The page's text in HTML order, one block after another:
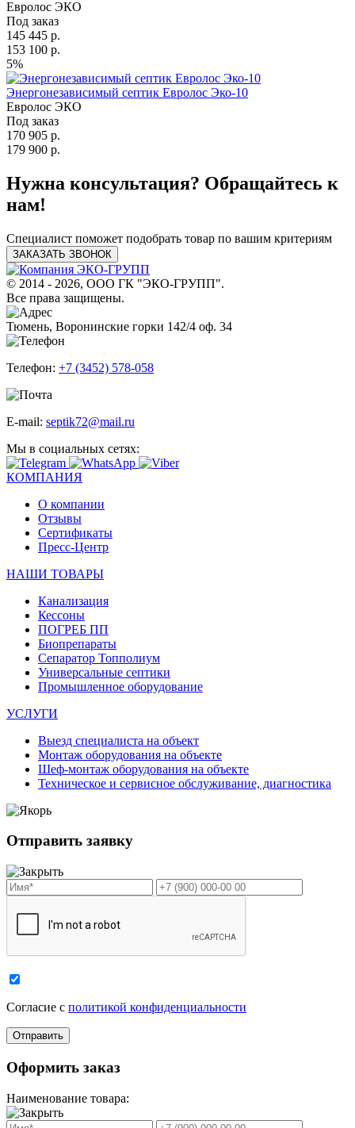
Евролос ЭКО
Под заказ
145 445 р.
153 100 р.
5%
Энергонезависимый септик Евролос Эко-10
Евролос ЭКО
Под заказ
170 905 р.
179 900 р.
Нужна консультация? Обращайтесь к
нам!
Специалист поможет подобрать товар по вашим критериям
ЗАКАЗАТЬ ЗВОНОК
© 2014 - 2026, ООО ГК "ЭКО-ГРУПП".
Все права защищены.
Тюмень, Воронинские горки 142/4 оф. 34
Телефон: +7 (3452) 578-058
E-mail: septik72@mail.ru
Мы в социальных сетях:
КОМПАНИЯ
О компании
Отзывы
Сертификаты
Пресс-Центр
НАШИ ТОВАРЫ
Канализация
Кессоны
ПОГРЕБ ПП
Биопрепараты
Сепаратор Топполиум
Универсальные септики
Промышленное оборудование
УСЛУГИ
Выезд специалиста на объект
Монтаж оборудования на объекте
Шеф-монтаж оборудования на объекте
Техническое и сервисное обслуживание, диагностика
Отправить заявку
Cогласие с политикой конфиденциальности
Оформить заказ
Наименование товара: